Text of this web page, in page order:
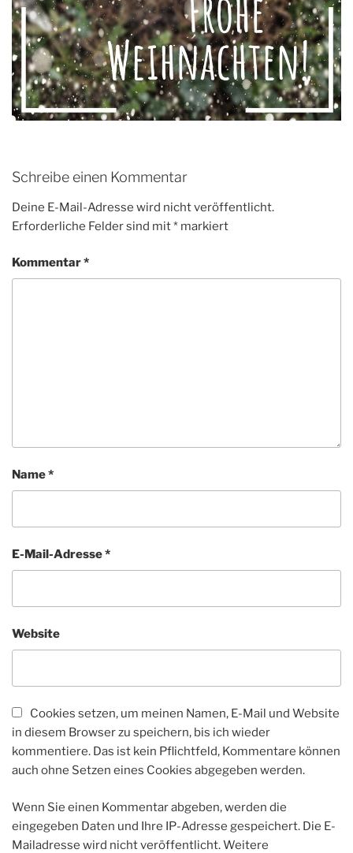
Schreibe einen Kommentar
Deine E-Mail-Adresse wird nicht veröffentlicht.
Erforderliche Felder sind mit* markiert
Kommentar*
Name*
E-Mail-Adresse*
Website
Cookies setzen, um meinen Namen, E-Mail und Website
in diesem Browser zu speichern, bis ich wieder
kommentiere. Das ist kein Pflichtfeld, Kommentare können
auch ohne Setzen eines Cookies abgegeben werden.
Wenn Sie einen Kommentar abgeben, werden die
eingegeben Daten und Ihre IP-Adresse gespeichert. Die E-
Mailadresse wird nicht veröffentlicht. Weitere